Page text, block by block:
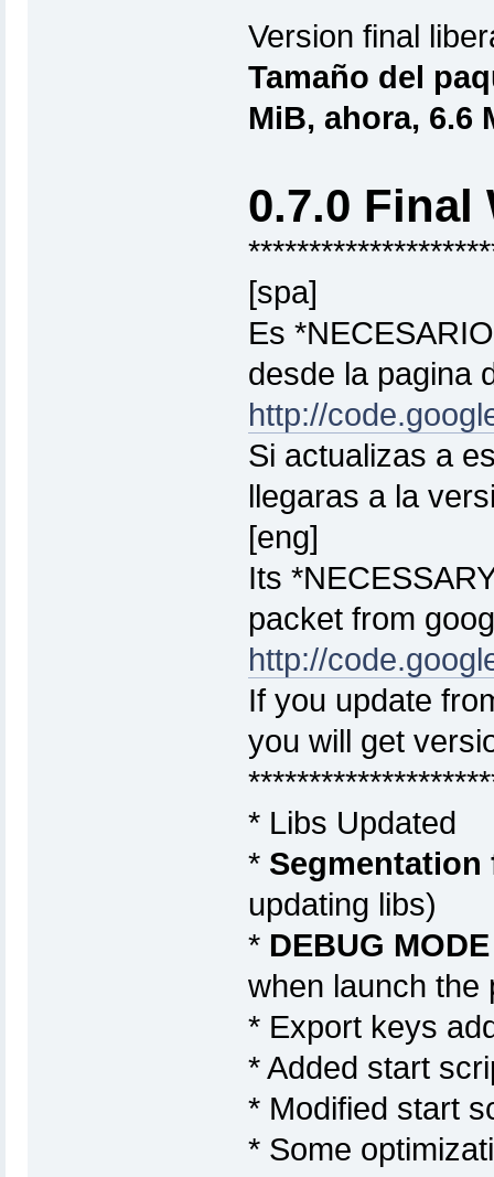
Version final
Tamaño del
MiB, ahora, 6.6
0.7.0 Final
[spa]
Es
desde la pagina
http://
Si actualizas a
llegaras a la
[eng]
Its
packet from
http://
If you update
you will get
* Libs Updated
*
updating libs)
*DEBUG
when launch the
* Export keys
* Added start
* Modified start
* Some